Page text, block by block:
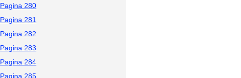
Pagina 280
Pagina 281
Pagina 282
Pagina 283
Pagina 284
Pagina 285